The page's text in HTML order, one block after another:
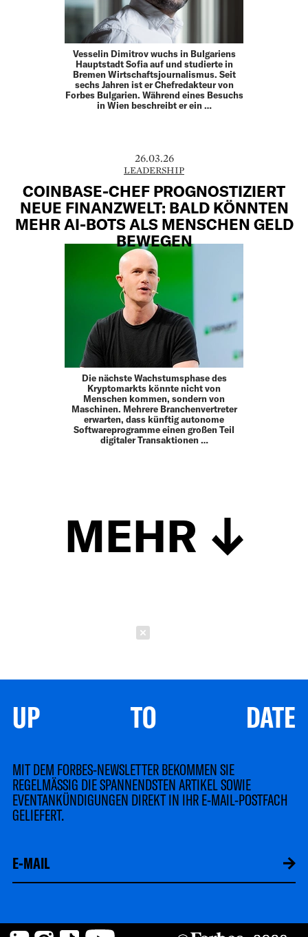
Vesselin Dimitrov wuchs in Bulgariens
Hauptstadt Sofia auf und studierte in
Bremen Wirtschaftsjournalismus. Seit
sechs Jahren ist er Chefredakteur von
Forbes Bulgarien. Während eines Besuchs
in Wien beschreibt er ein …
26.03.26
LEADERSHIP
COINBASE-CHEF PROGNOSTIZIERT
NEUE FINANZWELT: BALD KÖNNTEN
MEHR AI-BOTS ALS MENSCHEN GELD
BEWEGEN
Die nächste Wachstumsphase des
Kryptomarkts könnte nicht von
Menschen kommen, sondern von
Maschinen. Mehrere Branchenvertreter
erwarten, dass künftig autonome
Softwareprogramme einen großen Teil
digitaler Transaktionen …
MEHR
UP TO DATE
MIT DEM FORBES-NEWSLETTER BEKOMMEN SIE
REGELMÄSSIG DIE SPANNENDSTEN ARTIKEL SOWIE
EVENTANKÜNDIGUNGEN DIREKT IN IHR E-MAIL-POSTFACH
GELIEFERT.
LinkedInInstagram
TikTok